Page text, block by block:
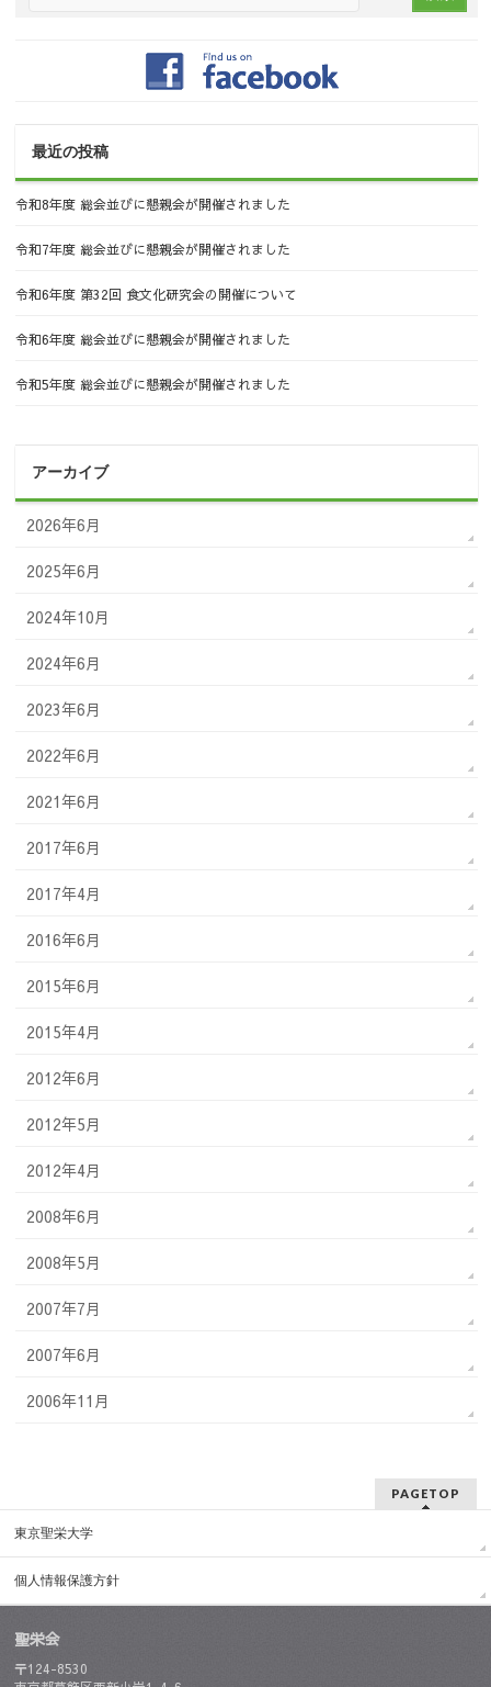
最近の投稿
令和8年度 総会並びに懇親会が開催されました
令和7年度 総会並びに懇親会が開催されました
令和6年度 第32回 食文化研究会の開催について
令和6年度 総会並びに懇親会が開催されました
令和5年度 総会並びに懇親会が開催されました
アーカイブ
2026年6月
2025年6月
2024年10月
2024年6月
2023年6月
2022年6月
2021年6月
2017年6月
2017年4月
2016年6月
2015年6月
2015年4月
2012年6月
2012年5月
2012年4月
2008年6月
2008年5月
2007年7月
2007年6月
2006年11月
PAGETOP
東京聖栄大学
個人情報保護方針
聖栄会
〒124-8530